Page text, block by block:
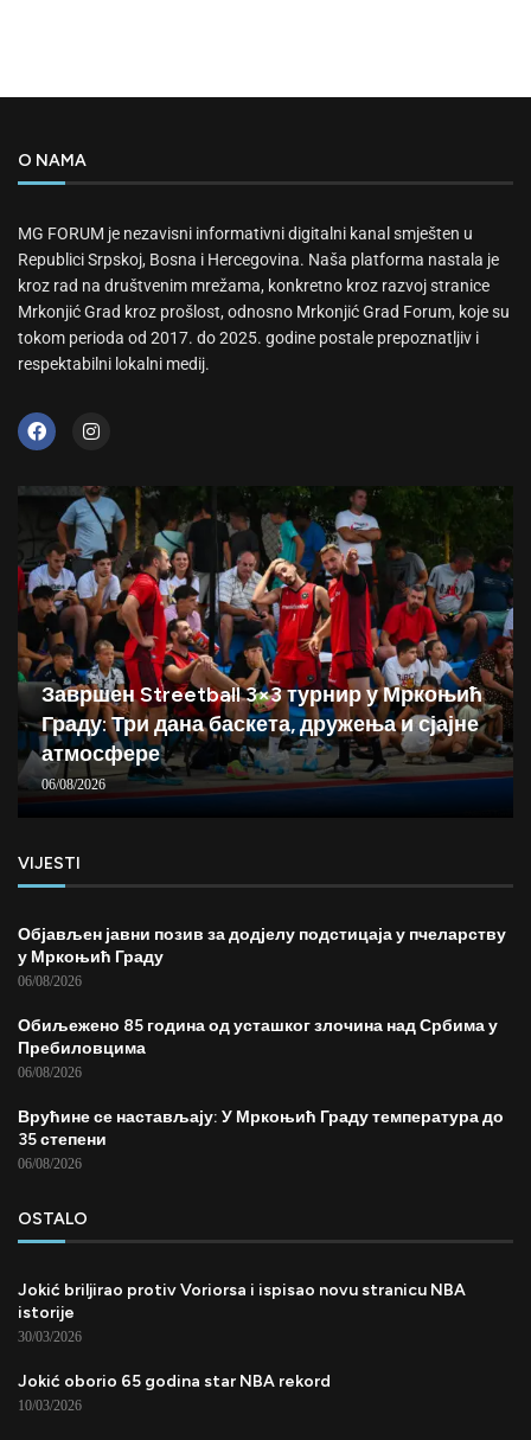
O NAMA
MG FORUM je nezavisni informativni digitalni kanal smješten u
Republici Srpskoj, Bosna i Hercegovina. Naša platforma nastala je
kroz rad na društvenim mrežama, konkretno kroz razvoj stranice
Mrkonjić Grad kroz prošlost, odnosno Mrkonjić Grad Forum, koje su
tokom perioda od 2017. do 2025. godine postale prepoznatljiv i
respektabilni lokalni medij.
Завршен Streetball 3×3 турнир у Мркоњић
Граду: Три дана баскета, дружења и сјајне
атмосфере
06/08/2026
VIJESTI
Објављен јавни позив за додјелу подстицаја у пчеларству
у Мркоњић Граду
06/08/2026
Обиљежено 85 година од усташког злочина над Србима у
Пребиловцима
06/08/2026
Врућине се настављају: У Мркоњић Граду температура до
35 степени
06/08/2026
OSTALO
Jokić briljirao protiv Voriorsa i ispisao novu stranicu NBA
istorije
30/03/2026
Jokić oborio 65 godina star NBA rekord
10/03/2026